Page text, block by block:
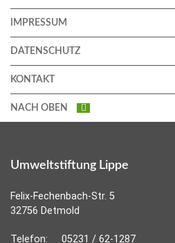
IMPRESSUM
DATENSCHUTZ
KONTAKT
NACH OBEN
Umweltstiftung Lippe
Felix-Fechenbach-Str. 5
32756 Detmold
Telefon:
05231 / 62-1287